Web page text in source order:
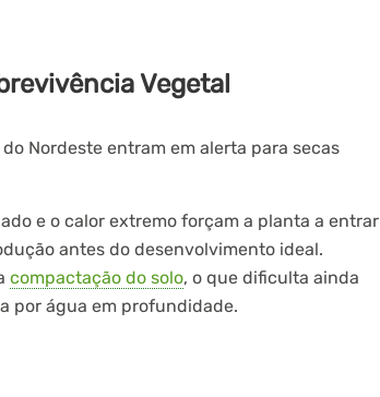
Vegetal
Nordeste entram em alerta para secas
e o calor extremo forçam a planta a entrar
antes do desenvolvimento ideal.
compactação do solo, o que dificulta ainda
por água em profundidade.